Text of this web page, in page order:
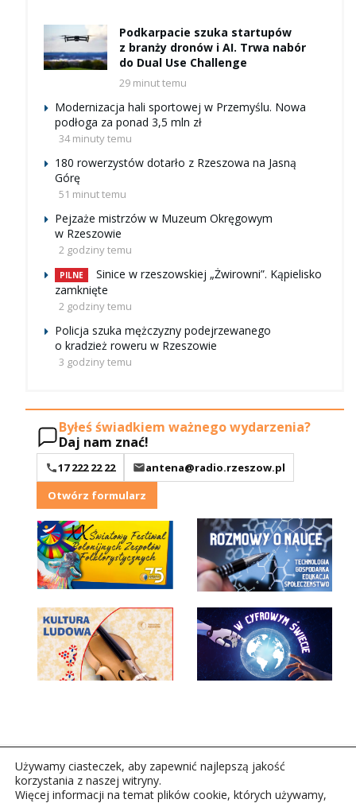
Podkarpacie szuka startupów
z branży dronów i AI. Trwa nabór
do Dual Use Challenge
29 minut temu
Modernizacja hali sportowej w Przemyślu. Nowa
podłoga za ponad 3,5 mln zł
34 minuty temu
180 rowerzystów dotarło z Rzeszowa na Jasną
Górę
51 minut temu
Pejzaże mistrzów w Muzeum Okręgowym
w Rzeszowie
2 godziny temu
PILNE
Sinice w rzeszowskiej „Żwirowni”. Kąpielisko
zamknięte
2 godziny temu
Policja szuka mężczyzny podejrzewanego
o kradzież roweru w Rzeszowie
3 godziny temu
Byłeś świadkiem ważnego wydarzenia?
Daj nam znać!
17 222 22 22
antena@radio.rzeszow.pl
Otwórz formularz
Używamy ciasteczek, aby zapewnić najlepszą jakość
korzystania z naszej witryny.
Więcej informacji na temat plików cookie, których używamy,